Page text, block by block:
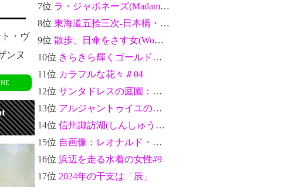
・ヴ
ンヌ
7位 ラ・ジャポネーズ(Madame Monet en costume japonais)：クロード・モネ
8位東海道五拾三次-日本橋・朝之景：歌川広重
9位散歩、日傘をさす女(Woman with a Parasol - Madame Monet and Her Son)：クロード・モネ
10位 きらきら輝くゴールドのテクスチャ金運アップ04
11位 カラフルな花々＃04
12位サンタドレスの庭園：クロード・モネ
13位 アルジャントゥイユのセーヌ川のほとり(Bords de la Seine à Argenteuil)：クロード・モネ
14位信州諏訪湖(しんしゅうすわこ)-富嶽三十六景：葛飾北斎
15位 自画像：レオナルド・ダ・ヴィンチ
16位浜辺を走る水着の女性#9
17位 2024年の干支は「辰」